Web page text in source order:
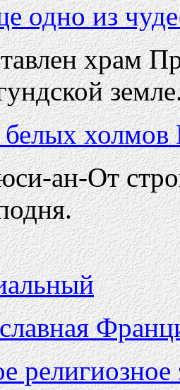
одно из
храм
холмов
ан-От
религиозное